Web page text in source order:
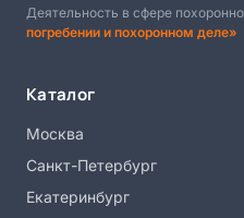
Деятельность в сфере
погребении и похоронном деле»
Каталог
Москва
Санкт-Петербург
Екатеринбург